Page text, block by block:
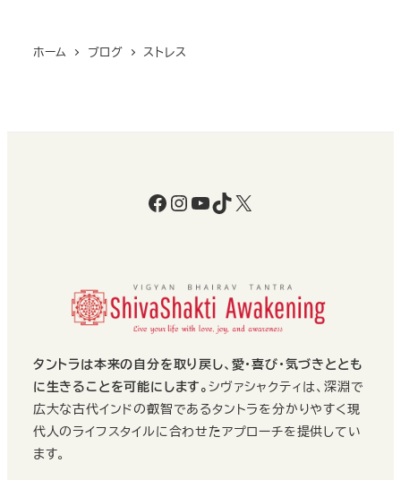
ホーム ブログ ストレス
Facebook InstagramYouTube TikTok X
タントラは本来の自分を取り戻し、愛・喜び・気づきととも
に生きることを可能にします。シヴァシャクティは、深淵で
広大な古代インドの叡智であるタントラを分かりやすく現
代人のライフスタイルに合わせたアプローチを提供してい
ます。